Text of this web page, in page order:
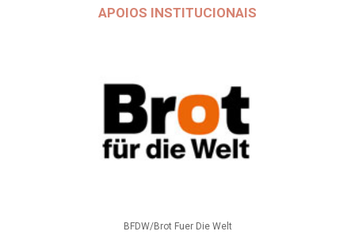
APOIOS INSTITUCIONAIS
BFDW/Brot Fuer Die Welt